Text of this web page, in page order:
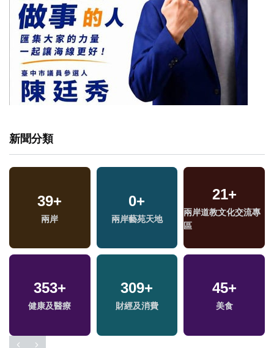
新聞分類
39+
兩岸
0+
兩岸藝苑天地
21+
兩岸道教文化交流專
區
353+
健康及醫療
309+
財經及消費
45+
美食